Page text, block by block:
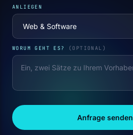
ANLIEGEN
WORUM GEHT ES? (OPTIONAL)
Anfrage senden